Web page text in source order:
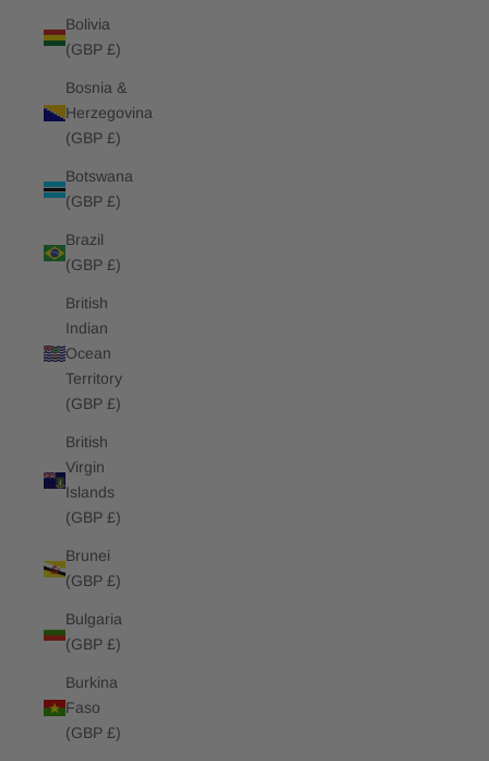
Bolivia
(GBP £)
Bosnia &
Herzegovina
(GBP £)
Botswana
(GBP £)
Brazil
(GBP £)
British
Indian
Ocean
Territory
(GBP £)
British
Virgin
Islands
(GBP £)
Brunei
(GBP £)
Bulgaria
(GBP £)
Burkina
Faso
(GBP £)